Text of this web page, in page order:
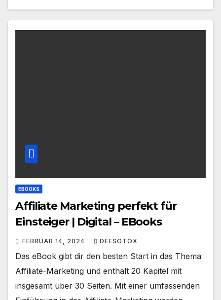
EBOOKS
Affiliate Marketing perfekt für
Einsteiger | Digital – EBooks
FEBRUAR 14, 2024 DEESOTOX
Das eBook gibt dir den besten Start in das Thema
Affiliate-Marketing und enthält 20 Kapitel mit
insgesamt über 30 Seiten. Mit einer umfassenden